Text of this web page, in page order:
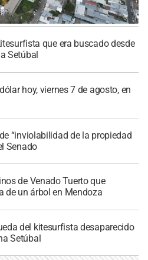
que era buscado desde
Setúbal
hoy, viernes 7 de agosto, en
“inviolabilidad de la propiedad
Senado
de Venado Tuerto que
de un árbol en Mendoza
del kitesurfista desaparecido
Setúbal